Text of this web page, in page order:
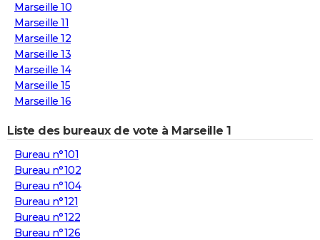
Marseille 10
Marseille 11
Marseille 12
Marseille 13
Marseille 14
Marseille 15
Marseille 16
Liste des bureaux de vote à Marseille 1
Bureau n°101
Bureau n°102
Bureau n°104
Bureau n°121
Bureau n°122
Bureau n°126